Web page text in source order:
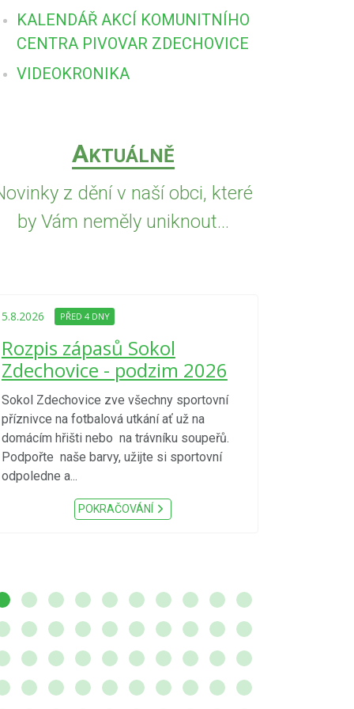
KALENDÁŘ AKCÍ KOMUNITNÍHO
CENTRA PIVOVAR ZDECHOVICE
VIDEOKRONIKA
AKTUÁLNĚ
z dění v naší obci, které
by Vám neměly uniknout...
5.8.2026 PŘED 4 DNY
Rozpis zápasů Sokol
Zdechovice - podzim 2026
Sokol Zdechovice zve všechny sportovní
příznivce na fotbalová utkání ať už na
domácím hřišti nebo na trávníku soupeřů.
Podpořte naše barvy, užijte si sportovní
odpoledne a...
POKRAČOVÁNÍ